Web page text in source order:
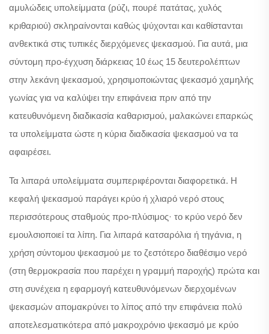
αμυλώδεις υπολείμματα (ρύζι, πουρέ πατάτας, χυλός
κριθαριού) σκληραίνονται καθώς ψύχονται και καθίστανται
ανθεκτικά στις τυπικές διερχόμενες ψεκασμού. Για αυτά, μια
σύντομη προ-έγχυση διάρκειας 10 έως 15 δευτερολέπτων
στην λεκάνη ψεκασμού, χρησιμοποιώντας ψεκασμό χαμηλής
γωνίας για να καλύψει την επιφάνεια πριν από την
κατευθυνόμενη διαδικασία καθαρισμού, μαλακώνει επαρκώς
τα υπολείμματα ώστε η κύρια διαδικασία ψεκασμού να τα
αφαιρέσει.
Τα λιπαρά υπολείμματα συμπεριφέρονται διαφορετικά. Η
κεφαλή ψεκασμού παράγει κρύο ή χλιαρό νερό στους
περισσότερους σταθμούς προ-πλύσιμος· το κρύο νερό δεν
εμουλσιοποιεί τα λίπη. Για λιπαρά κατσαρόλια ή τηγάνια, η
χρήση σύντομου ψεκασμού με το ζεστότερο διαθέσιμο νερό
(στη θερμοκρασία που παρέχει η γραμμή παροχής) πρώτα και
στη συνέχεια η εφαρμογή κατευθυνόμενων διερχομένων
ψεκασμών απομακρύνει το λίπος από την επιφάνεια πολύ
αποτελεσματικότερα από μακροχρόνιο ψεκασμό με κρύο